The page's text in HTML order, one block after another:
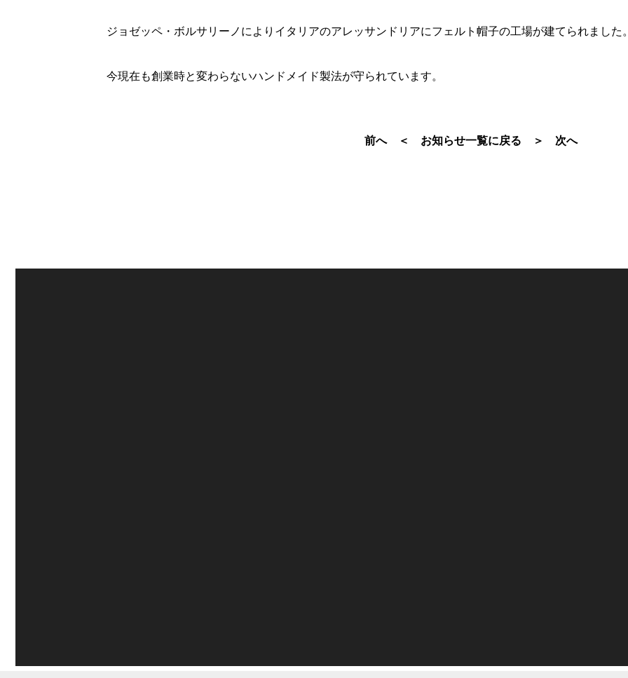
ジョゼッペ・ボルサリーノによりイタリアのアレッサンドリアにフェルト帽子の工場が建てられました
今現在も創業時と変わらないハンドメイド製法が守られています。
前へ ＜ お知らせ一覧に戻る ＞ 次へ